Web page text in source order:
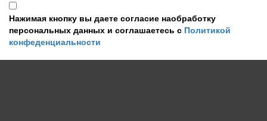
Нажимая кнопку вы даете согласие наобработку
персональных данных и соглашаетесь с Политикой
конфеденциальности